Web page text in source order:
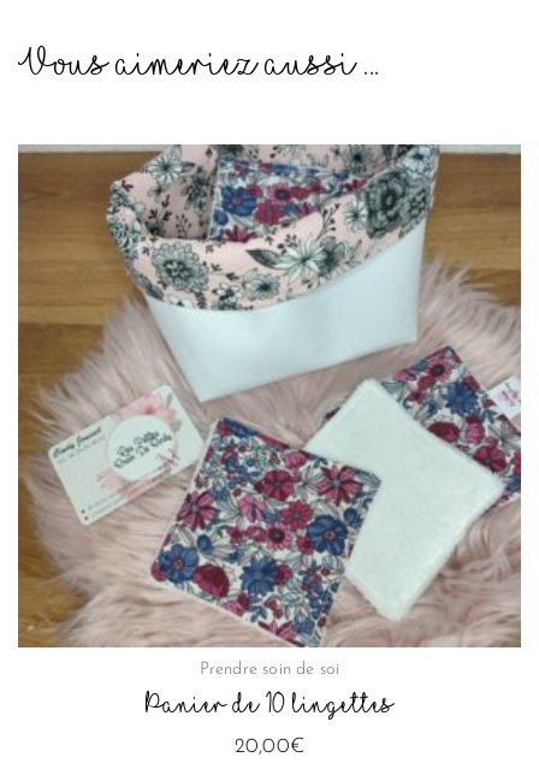
Vous aimeriez aussi ...
Prendre soin de soi
Panier de 10 lingettes
20,00€
Ce
plusieurs
variations.
Les
options
peuvent
être
choisies
sur
page
du
produit